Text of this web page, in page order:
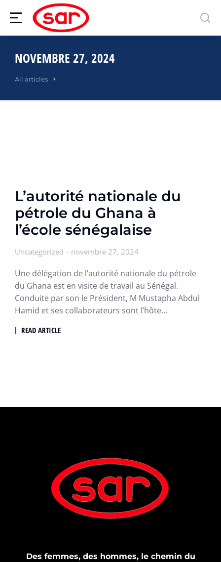
NOVEMBRE 27, 2024
All articles
L’autorité nationale du
pétrole du Ghana à
l’école sénégalaise
Uncategorized novembre 27, 2024
Une délégation de l’autorité nationale du pétrole
du Ghana est en visite de travail au Sénégal.
Conduite par son le Président, M Mustapha Abdul
Hamid et ses collaborateurs sont l’hôte…
READ ARTICLE
Des femmes, des hommes, le chemin du